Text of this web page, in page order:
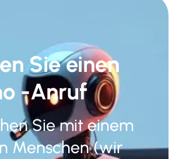
Sie einen
-Anruf
Sie mit einem
Menschen (wir